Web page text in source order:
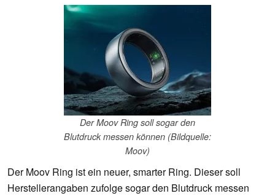
Der Moov Ring soll sogar den
Blutdruck messen können (Bildquelle:
Moov)
Der Moov Ring ist ein neuer, smarter Ring. Dieser soll
Herstellerangaben zufolge sogar den Blutdruck messen